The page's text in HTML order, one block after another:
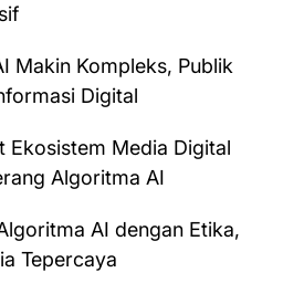
Makin Kompleks, Publik
Digital
Ekosistem Media Digital
Algoritma AI
AI dengan Etika,
Tepercaya